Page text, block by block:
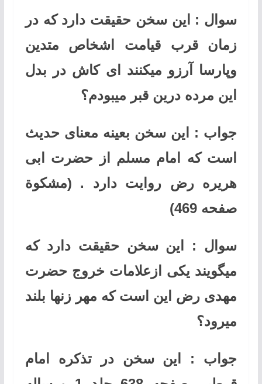
سوال : این سخن حقیقت دارد که در
زمان قرب قیامت اشخاص متدین
وپارسا آرزو میکنند ای کاش در بدل
این مرده درین قبر میبودم؟
جواب : این سخن بعینه معنای حدیث
است که امام مسلم از حضرت ابی
هریره رض روایت دارد . (مشکوة
صفحه 469)
سوال : این سخن حقیقت دارد که
میگویند یکی ازعلامات خروج حضرت
مهدی رض این است که مهر زنها بلند
میرود؟
جواب : این سخن در تذکره امام